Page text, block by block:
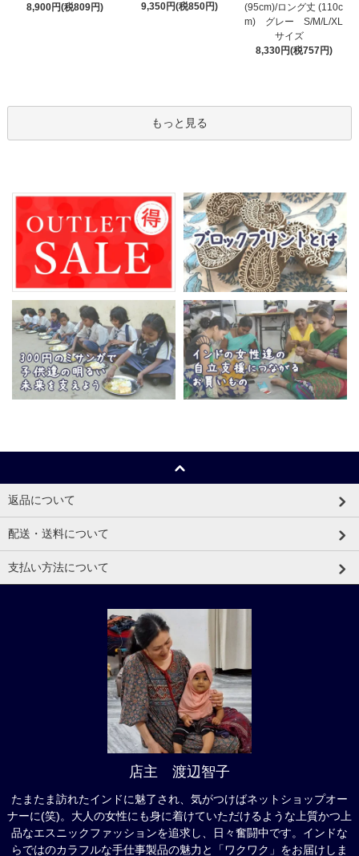
8,900円(税809円)
9,350円(税850円)
(95cm)/ロング丈 (110c
m) グレー S/M/L/XL
サイズ
8,330円(税757円)
もっと見る
返品について
配送・送料について
支払い方法について
店主 渡辺智子
たまたま訪れたインドに魅了され、気がつけばネットショップオー
ナーに(笑)。大人の女性にも身に着けていただけるような上質かつ上
品なエスニックファッションを追求し、日々奮闘中です。インドな
らではのカラフルな手仕事製品の魅力と「ワクワク」をお届けしま